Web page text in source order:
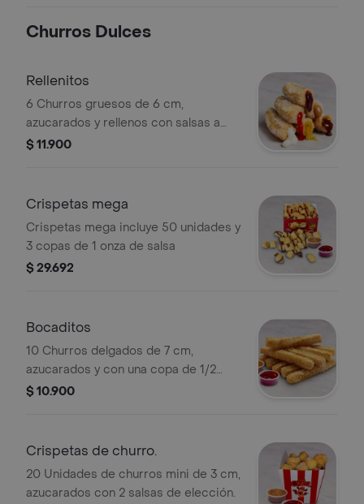
Churros Dulces
Rellenitos
6 Churros gruesos de 6 cm,
azucarados y rellenos con salsas a
elección
$ 11.900
Crispetas mega
Crispetas mega incluye 50 unidades y
3 copas de 1 onza de salsa
$ 29.692
Bocaditos
10 Churros delgados de 7 cm,
azucarados y con una copa de 1/2
onza de salsa a elección
$ 10.900
Crispetas de churro.
20 Unidades de churros mini de 3 cm,
azucarados con 2 salsas de elección.